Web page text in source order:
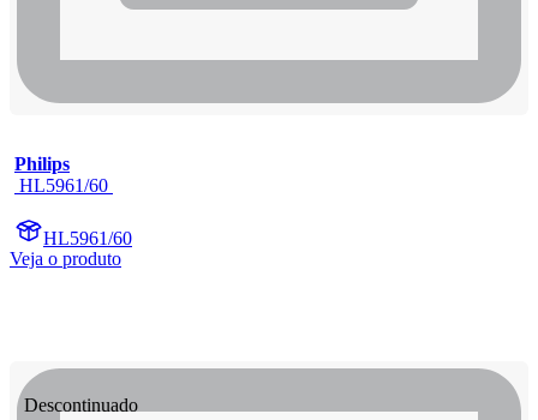
Philips
HL5961/60
HL5961/60
Veja o produto
Descontinuado